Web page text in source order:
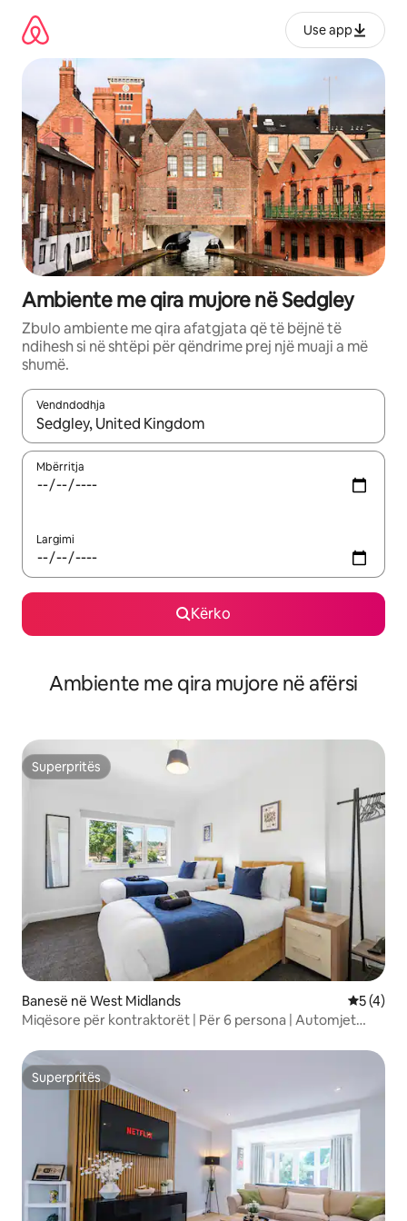
përmbajtja
Use app
Ambiente me qira mujore në Sedgley
Zbulo ambiente me qira afatgjata që të bëjnë të
ndihesh si në shtëpi për qëndrime prej një muaji a më
shumë.
Vendndodhja
Kur rezultatet të jenë të disponueshme, lëviz me butonat e
Mbërritja
Largimi
Kërko
Ambiente me qira mujore në afërsi
Superpritës
Superpritës
Banesë në West Midlands
5 (4)
Miqësore për kontraktorët | Për 6 persona | Automjet
Superpritës
Superpritës